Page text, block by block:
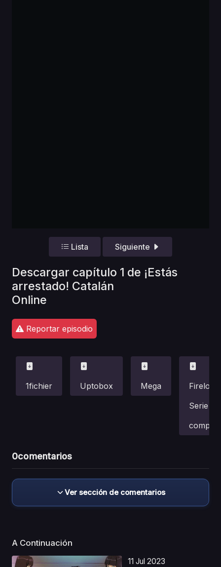
Lista Siguiente
Descargar capítulo 1 de ¡Estás
arrestado! Catalán
Online
Reportar episodio
1fichier Uptobox Mega
Fireload
Serie
0comentarios
Ver sección de comentarios
A Continuación
11 Jul 2023